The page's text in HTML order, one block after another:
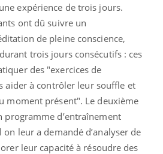
expérience de trois jours.
ont dû suivre un
de pleine conscience,
trois jours consécutifs : ces
des "exercices de
aider à contrôler leur souffle et
moment présent". Le deuxième
programme d’entraînement
leur a demandé d’analyser de
leur capacité à résoudre des